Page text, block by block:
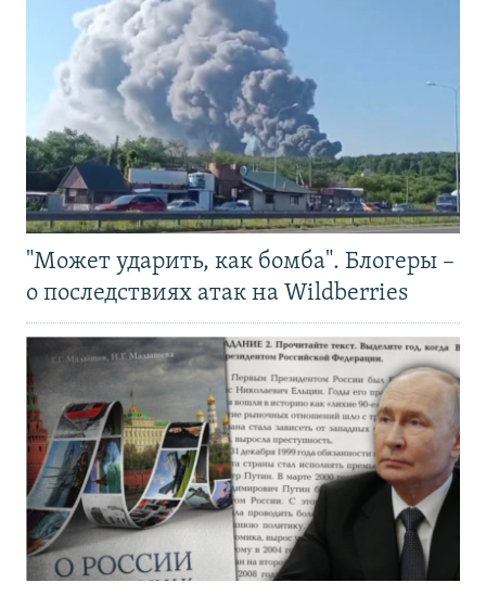
"Может ударить, как бомба". Блогеры –
о последствиях атак на Wildberries